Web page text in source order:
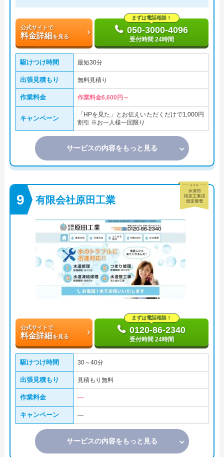
公式サイトで
料金詳細を見る
まずは電話相談！
050-3000-4096
受付時間 24時間
駆けつけ時間 最短30分
出張見積もり 無料見積り
作業料金 作業料金6,600円～
キャンペーン
「HPを見た」とお伝えいただくだけで1,000円
割引 ※お一人様一回限り
サービスの内容をもっと見る
有限会社原田工業
公式サイトで
料金詳細を見る
まずは電話相談！
0120-86-2340
受付時間 24時間
駆けつけ時間 30～40分
出張見積もり 見積もり無料
作業料金 ―
キャンペーン ―
サービスの内容をもっと見る